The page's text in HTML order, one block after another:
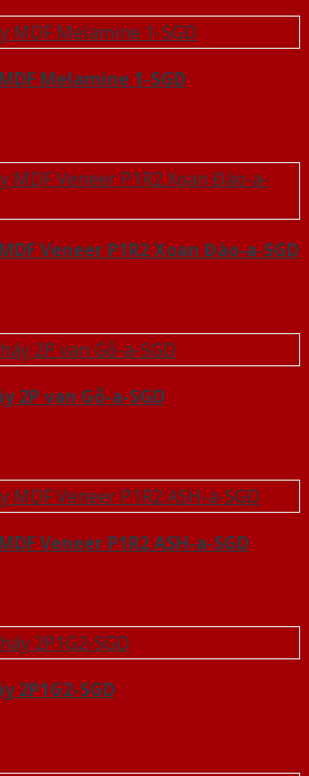
Melamine 1-SGD
Veneer P1R2 Xoan Đào-a-SGD
2P van Gỗ-a-SGD
Veneer P1R2 ASH-a-SGD
2P1G2-SGD